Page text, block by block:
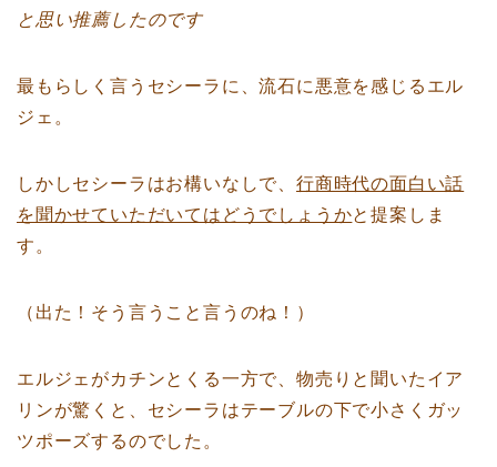
と思い推薦したのです
最もらしく言うセシーラに、流石に悪意を感じるエル
ジェ。
しかしセシーラはお構いなしで、行商時代の面白い話
を聞かせていただいてはどうでしょうかと提案しま
す。
（出た！そう言うこと言うのね！）
エルジェがカチンとくる一方で、物売りと聞いたイア
リンが驚くと、セシーラはテーブルの下で小さくガッ
ツポーズするのでした。